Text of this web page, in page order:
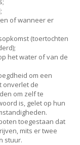
of wanneer er
(toertochten
het water of van de
om een
onverlet de
om zelf te
is, gelet op hun
toegestaan dat
mits er twee
stuur.